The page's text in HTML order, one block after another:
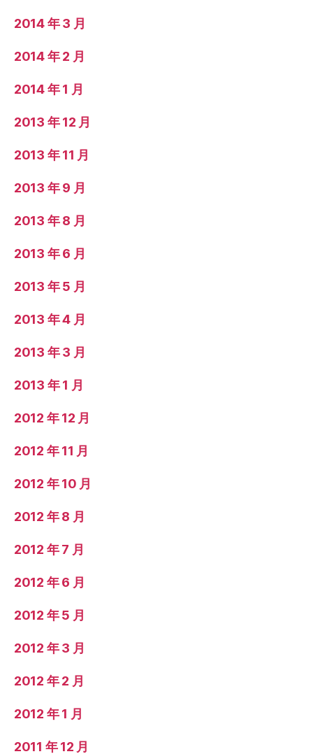
2014 年 3 月
2014 年 2 月
2014 年 1 月
2013 年 12 月
2013 年 11 月
2013 年 9 月
2013 年 8 月
2013 年 6 月
2013 年 5 月
2013 年 4 月
2013 年 3 月
2013 年 1 月
2012 年 12 月
2012 年 11 月
2012 年 10 月
2012 年 8 月
2012 年 7 月
2012 年 6 月
2012 年 5 月
2012 年 3 月
2012 年 2 月
2012 年 1 月
2011 年 12 月